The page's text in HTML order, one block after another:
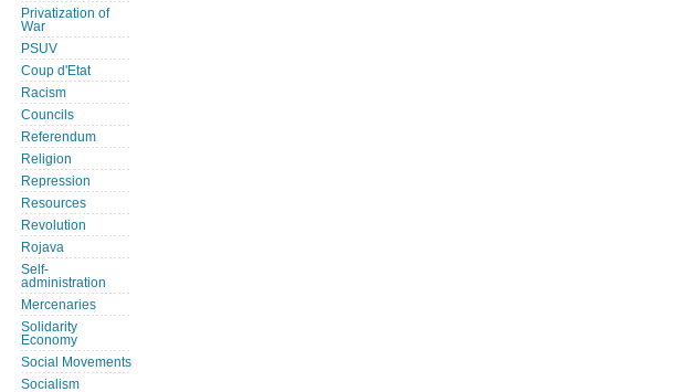
Privatization of
War
PSUV
Coup d'Etat
Racism
Councils
Referendum
Religion
Repression
Resources
Revolution
Rojava
Self-
administration
Mercenaries
Solidarity
Economy
Social Movements
Socialism